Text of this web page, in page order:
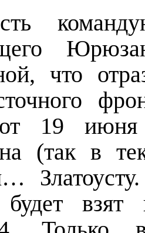
что
19 июня
(так в
будет